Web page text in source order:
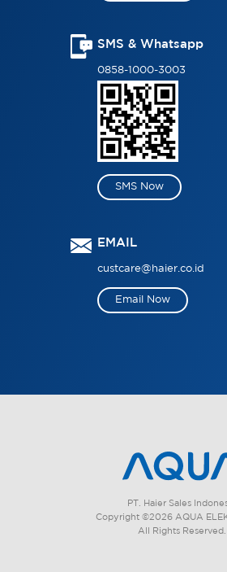
SMS & Whatsapp
0858-1000-3003
SMS Now
EMAIL
custcare@haier.co.id
Email Now
PT. Haier Sales
Copyright ©2026 AQUA
All Rights Reserved.